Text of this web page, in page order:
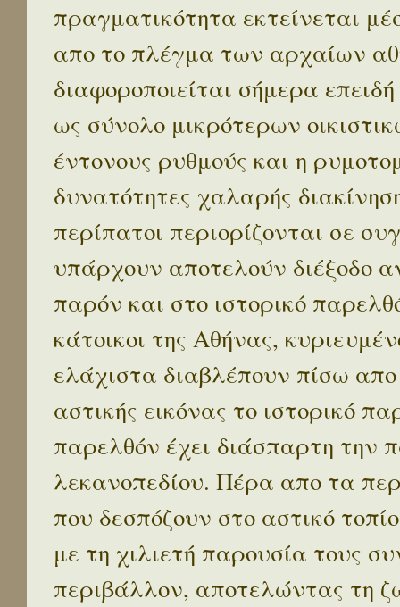
πραγματικότητα εκτείνεται
απο το πλέγμα των αρχαίων
διαφοροποιείται σήμερα
ως σύνολο μικρότερων
έντονους ρυθμούς και η
δυνατότητες χαλαρής
περίπατοι περιορίζονται σε
υπάρχουν αποτελούν διέξοδο
παρόν και στο ιστορικό
κάτοικοι της Αθήνας,
ελάχιστα διαβλέπουν πίσω
αστικής εικόνας το ιστορικό
παρελθόν έχει διάσπαρτη την
λεκανοπεδίου. Πέρα απο τα
που δεσπόζουν στο αστικό
με τη χιλιετή παρουσία τους
περιβάλλον, αποτελώντας τη